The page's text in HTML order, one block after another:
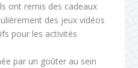
ont remis des cadeaux
des jeux vidéos
pour les activités
par un goûter au sein